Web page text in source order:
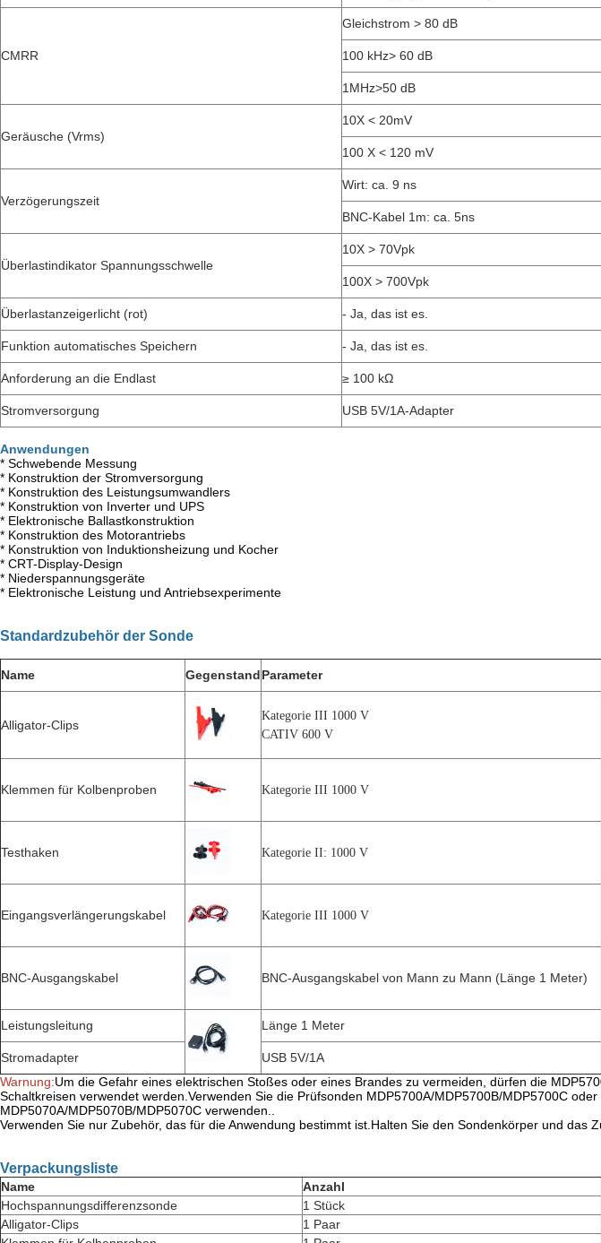
CMRR
Gleichstrom > 80 dB
100 kHz> 60 dB
1MHz>50 dB
Geräusche (Vrms)
10X < 20mV
100 X < 120 mV
Verzögerungszeit
Wirt: ca. 9 ns
BNC-Kabel 1m: ca. 5ns
Überlastindikator Spannungsschwelle
10X > 70Vpk
100X > 700Vpk
Überlastanzeigerlicht (rot) - Ja, das ist es.
Funktion automatisches Speichern - Ja, das ist es.
Anforderung an die Endlast ≥ 100 kΩ
Stromversorgung USB 5V/1A-Adapter
Anwendungen
* Schwebende Messung
* Konstruktion der Stromversorgung
* Konstruktion des Leistungsumwandlers
* Konstruktion von Inverter und UPS
* Elektronische Ballastkonstruktion
* Konstruktion des Motorantriebs
* Konstruktion von Induktionsheizung und Kocher
* CRT-Display-Design
* Niederspannungsgeräte
* Elektronische Leistung und Antriebsexperimente
Standardzubehör der Sonde
Name GegenstandParameter
Alligator-Clips
Kategorie III 1000 V
CATIV 600 V
Klemmen für Kolbenproben Kategorie III 1000 V
Testhaken Kategorie II: 1000 V
Eingangsverlängerungskabel Kategorie III 1000 V
BNC-Ausgangskabel BNC-Ausgangskabel von Mann zu Mann (Länge 1 Meter)
Leistungsleitung Länge 1 Meter
Stromadapter
USB 5V/1A
Warnung:Um die Gefahr eines elektrischen Stoßes oder eines Brandes zu vermeiden, dürfen die
Schaltkreisen verwendet werden.Verwenden Sie die Prüfsonden MDP5700A/MDP5700B/MDP5700C
MDP5070A/MDP5070B/MDP5070C verwenden..
Verwenden Sie nur Zubehör, das für die Anwendung bestimmt ist.Halten Sie den Sondenkörper und
Verpackungsliste
Name
Anzahl
Hochspannungsdifferenzsonde
1 Stück
Alligator-Clips
1 Paar